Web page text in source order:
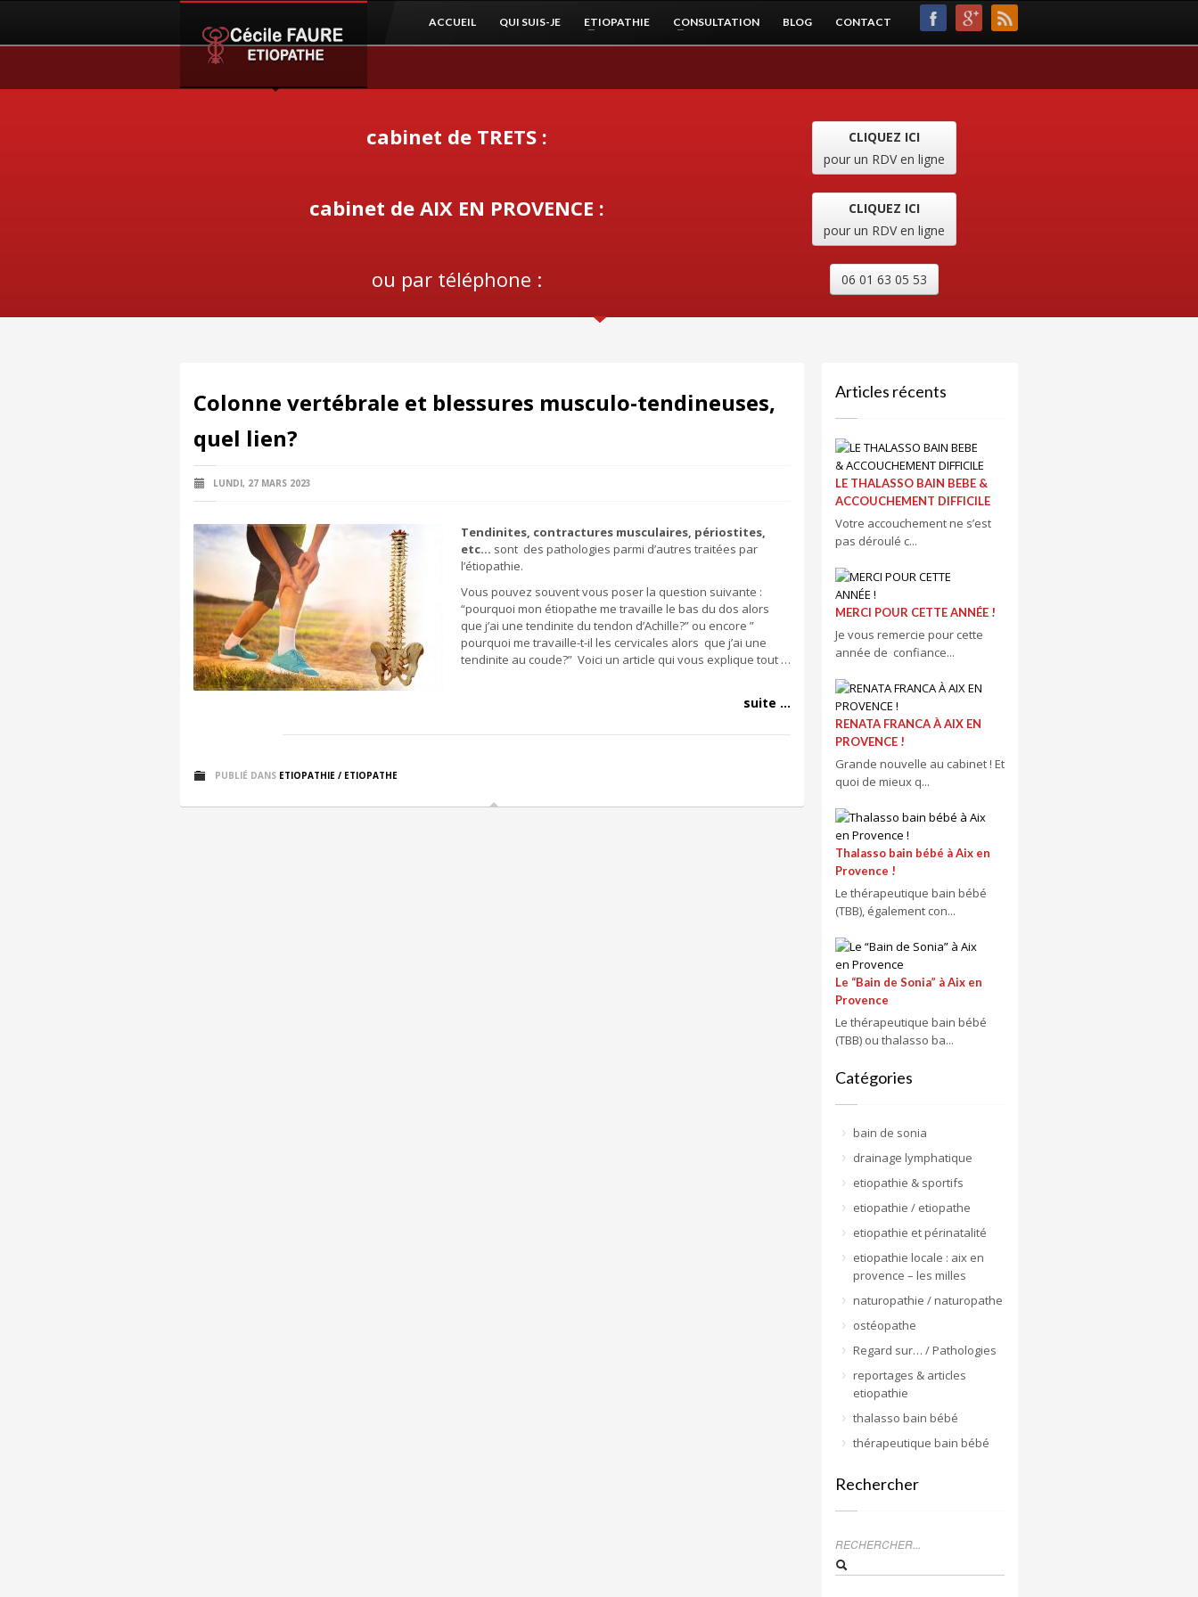
ACCUEIL QUI SUIS-JE ETIOPATHIE CONSULTATION BLOG CONTACT
cabinet de TRETS :
CLIQUEZ ICI
pour un RDV en ligne
cabinet de AIX EN PROVENCE :
CLIQUEZ ICI
pour un RDV en ligne
ou par téléphone : 06 01 63 05 53
Colonne vertébrale et blessures musculo-tendineuses,
quel lien?
LUNDI, 27 MARS 2023
Tendinites, contractures musculaires, périostites,
etc… sont des pathologies parmi d’autres traitées par
l’étiopathie.
Vous pouvez souvent vous poser la question suivante :
“pourquoi mon étiopathe me travaille le bas du dos alors
que j’ai une tendinite du tendon d’Achille?” ou encore ”
pourquoi me travaille-t-il les cervicales alors que j’ai une
tendinite au coude?” Voici un article qui vous explique tout …
suite ...
PUBLIÉ DANS ETIOPATHIE / ETIOPATHE
Articles récents
LE THALASSO BAIN BEBE &
ACCOUCHEMENT DIFFICILE
Votre accouchement ne s’est
pas déroulé c...
MERCI POUR CETTE ANNÉE !
Je vous remercie pour cette
année de confiance...
RENATA FRANCA À AIX EN
PROVENCE !
Grande nouvelle au cabinet ! Et
quoi de mieux q...
Thalasso bain bébé à Aix en
Provence !
Le thérapeutique bain bébé
(TBB), également con...
Le “Bain de Sonia” à Aix en
Provence
Le thérapeutique bain bébé
(TBB) ou thalasso ba...
Catégories
bain de sonia
drainage lymphatique
etiopathie & sportifs
etiopathie / etiopathe
etiopathie et périnatalité
etiopathie locale : aix en
provence – les milles
naturopathie / naturopathe
ostéopathe
Regard sur… / Pathologies
reportages & articles
etiopathie
thalasso bain bébé
thérapeutique bain bébé
Rechercher